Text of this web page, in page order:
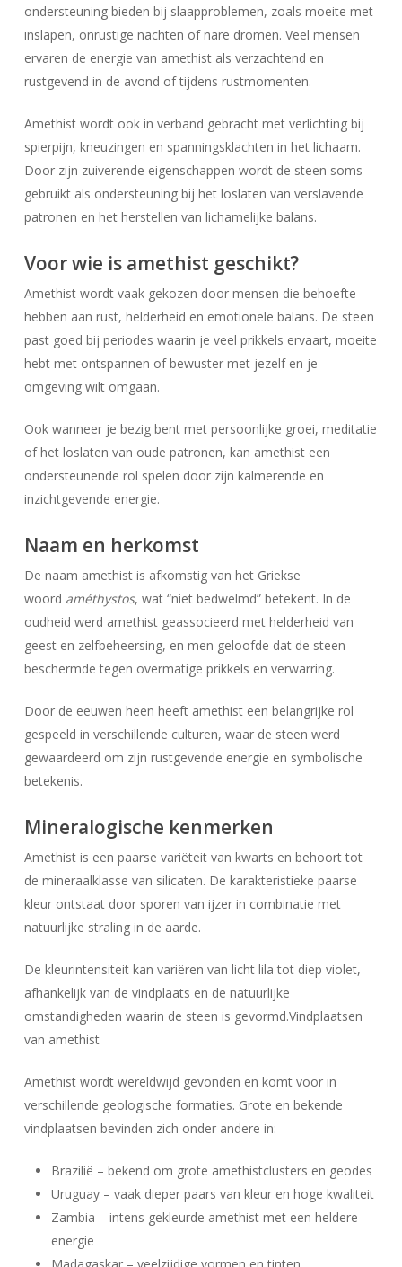
ondersteuning bieden bij slaapproblemen, zoals moeite met
inslapen, onrustige nachten of nare dromen. Veel mensen
ervaren de energie van amethist als verzachtend en
rustgevend in de avond of tijdens rustmomenten.
Amethist wordt ook in verband gebracht met verlichting bij
spierpijn, kneuzingen en spanningsklachten in het lichaam.
Door zijn zuiverende eigenschappen wordt de steen soms
gebruikt als ondersteuning bij het loslaten van verslavende
patronen en het herstellen van lichamelijke balans.
Voor wie is amethist geschikt?
Amethist wordt vaak gekozen door mensen die behoefte
hebben aan rust, helderheid en emotionele balans. De steen
past goed bij periodes waarin je veel prikkels ervaart, moeite
hebt met ontspannen of bewuster met jezelf en je
omgeving wilt omgaan.
Ook wanneer je bezig bent met persoonlijke groei, meditatie
of het loslaten van oude patronen, kan amethist een
ondersteunende rol spelen door zijn kalmerende en
inzichtgevende energie.
Naam en herkomst
De naam amethist is afkomstig van het Griekse
woord améthystos, wat “niet bedwelmd” betekent. In de
oudheid werd amethist geassocieerd met helderheid van
geest en zelfbeheersing, en men geloofde dat de steen
beschermde tegen overmatige prikkels en verwarring.
Door de eeuwen heen heeft amethist een belangrijke rol
gespeeld in verschillende culturen, waar de steen werd
gewaardeerd om zijn rustgevende energie en symbolische
betekenis.
Mineralogische kenmerken
Amethist is een paarse variëteit van kwarts en behoort tot
de mineraalklasse van silicaten. De karakteristieke paarse
kleur ontstaat door sporen van ijzer in combinatie met
natuurlijke straling in de aarde.
De kleurintensiteit kan variëren van licht lila tot diep violet,
afhankelijk van de vindplaats en de natuurlijke
omstandigheden waarin de steen is gevormd.Vindplaatsen
van amethist
Amethist wordt wereldwijd gevonden en komt voor in
verschillende geologische formaties. Grote en bekende
vindplaatsen bevinden zich onder andere in:
Brazilië – bekend om grote amethistclusters en geodes
Uruguay – vaak dieper paars van kleur en hoge kwaliteit
Zambia – intens gekleurde amethist met een heldere
energie